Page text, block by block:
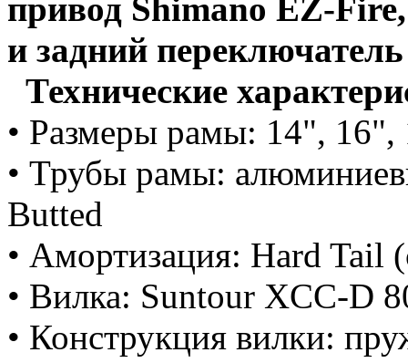
привод Shimano EZ-
и задний
Технические
• Размеры рамы: 14",
• Трубы рамы:
Butted
• Амортизация: Hard Tail
• Вилка: Suntour XCC-D
• Конструкция вилки: